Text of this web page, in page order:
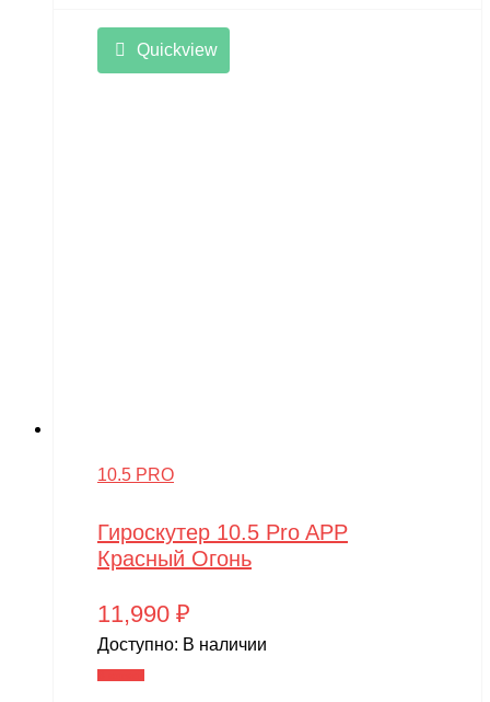
Quickview
10.5 PRO
Гироскутер 10.5 Pro APP
Красный Огонь
11,990 ₽
Доступно: В наличии